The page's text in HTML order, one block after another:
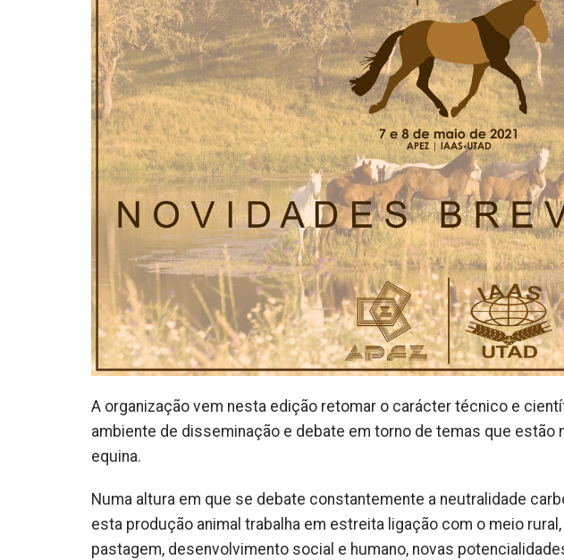
A organização vem nesta edição retomar o carácter técnico e
ambiente de disseminação e debate em torno de temas que estão
equina.
Numa altura em que se debate constantemente a neutralidade
esta produção animal trabalha em estreita ligação com o meio
pastagem, desenvolvimento social e humano, novas